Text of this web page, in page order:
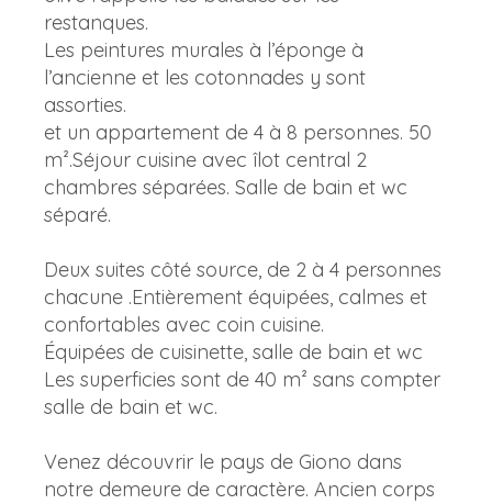
restanques.
Les peintures murales à l’éponge à
l’ancienne et les cotonnades y sont
assorties.
et un appartement de 4 à 8 personnes. 50
m².Séjour cuisine avec îlot central 2
chambres séparées. Salle de bain et wc
séparé.
Deux suites côté source, de 2 à 4 personnes
chacune .Entièrement équipées, calmes et
confortables avec coin cuisine.
Équipées de cuisinette, salle de bain et wc
Les superficies sont de 40 m² sans compter
salle de bain et wc.
Venez découvrir le pays de Giono dans
notre demeure de caractère. Ancien corps